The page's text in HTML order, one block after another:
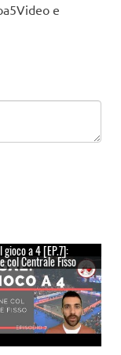
e
gioco a 4 [EP.7]:
col Centrale Fisso